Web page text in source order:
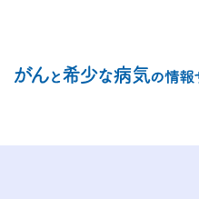
Site Logo